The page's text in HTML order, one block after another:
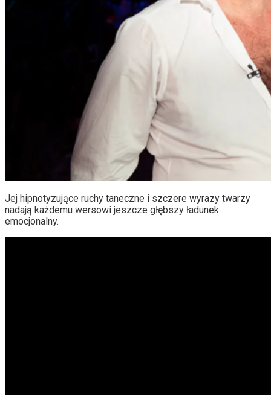
Jej hipnotyzujące ruchy taneczne i szczere wyrazy twarzy
nadają każdemu wersowi jeszcze głębszy ładunek
emocjonalny.